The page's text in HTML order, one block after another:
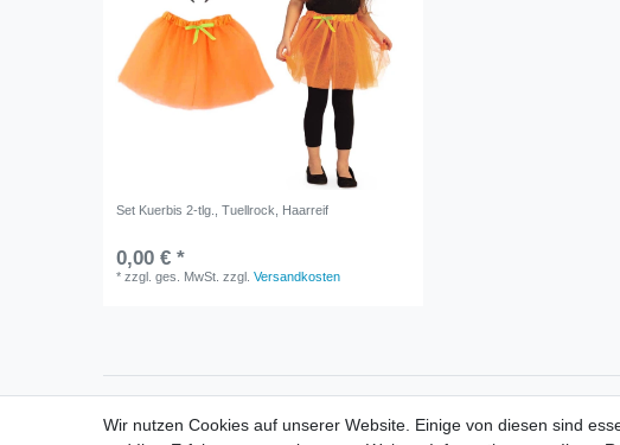
Set Kuerbis 2-tlg., Tuellrock, Haarreif
0,00 € *
*zzgl. ges. MwSt. zzgl.Versandkosten
Informationen
Neukunden / New Accounts
Informationen
Händlerbund -
Wir nutzen Cookies auf unserer Website. Einige von diesen sind